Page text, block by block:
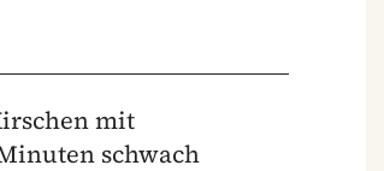
mit
schwach